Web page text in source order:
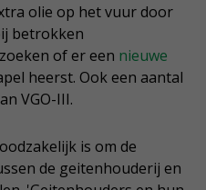
olie op het vuur door
betrokken
of er een nieuwe
heerst. Ook een aantal
VGO-III.
is om de
de geitenhouderij en